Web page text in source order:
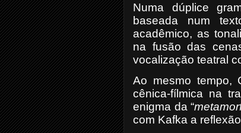
Numa dúplice
baseada num
acadêmico, as
na fusão das
vocalização teatral
Ao mesmo tempo,
cênica-fílmica na
enigma da “
com Kafka a